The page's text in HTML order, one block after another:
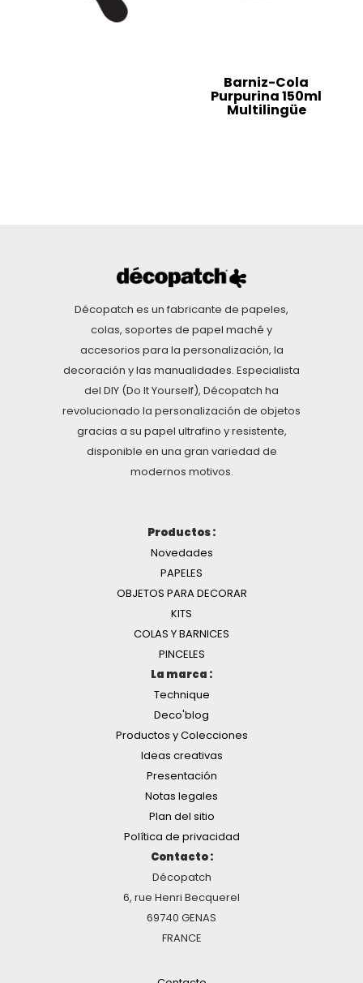
Barniz-Cola
Purpurina 150ml
Multilingüe
Décopatch es un fabricante de papeles,
colas, soportes de papel maché y
accesorios para la personalización, la
decoración y las manualidades. Especialista
del DIY (Do It Yourself), Décopatch ha
revolucionado la personalización de objetos
gracias a su papel ultrafino y resistente,
disponible en una gran variedad de
modernos motivos.
Productos :
Novedades
PAPELES
OBJETOS PARA DECORAR
KITS
COLAS Y BARNICES
PINCELES
La marca :
Technique
Deco'blog
Productos y Colecciones
Ideas creativas
Presentación
Notas legales
Plan del sitio
Política de privacidad
Contacto :
Décopatch
6, rue Henri Becquerel
69740 GENAS
FRANCE